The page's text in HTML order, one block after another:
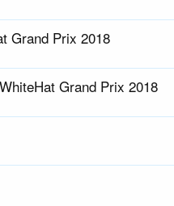
Grand Prix 2018
Grand Prix 2018